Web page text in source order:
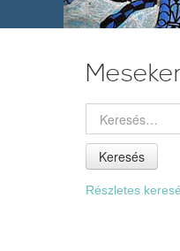
Keresés
Részletes